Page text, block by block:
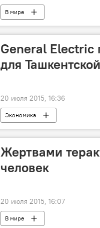
В мире
General Electric
для
20 июля 2015, 16:36
Экономика
Жертвами
человек
20 июля 2015, 16:07
В мире